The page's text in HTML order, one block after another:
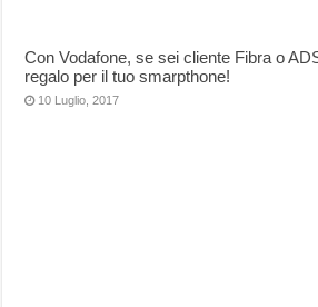
Con Vodafone, se sei cliente Fibra o
regalo per il tuo smarpthone!
10 Luglio, 2017